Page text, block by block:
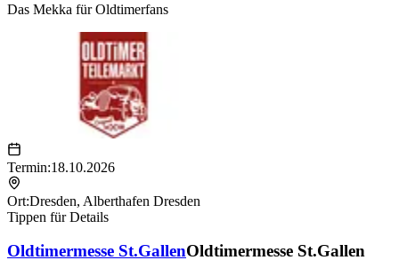
Das Mekka für Oldtimerfans
Termin:18.10.2026
Ort:Dresden, Alberthafen Dresden
Tippen für Details
Oldtimermesse St.GallenOldtimermesse St.Gallen